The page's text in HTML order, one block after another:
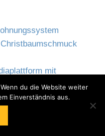
mit
Zahlungen
du die Website weiter
Einverständnis aus.